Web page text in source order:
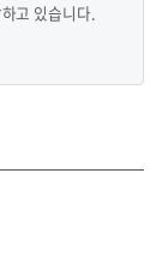
고 있습니다.